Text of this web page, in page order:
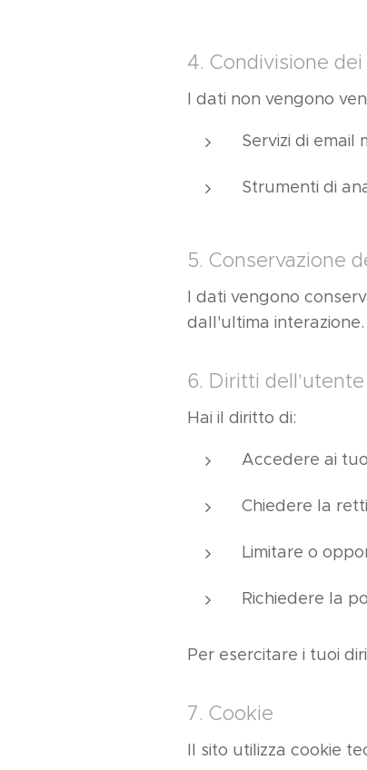
4. Condivisione dei
I dati non vengono
Servizi di email
Strumenti di
5. Conservazione
I dati vengono
dall'ultima interazione.
6. Diritti dell'utente
Hai il diritto di:
Accedere ai
Chiedere la
Limitare o
Richiedere la
Per esercitare i tuoi
7. Cookie
Il sito utilizza cookie